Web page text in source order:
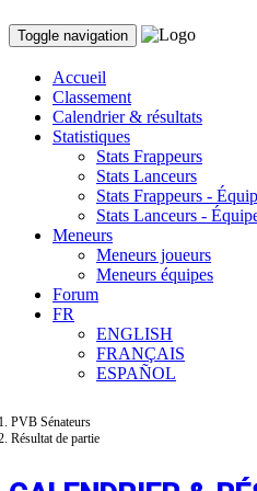
Toggle navigation
Accueil
Classement
Calendrier & résultats
Statistiques
Stats Frappeurs
Stats Lanceurs
Stats Frappeurs -
Stats Lanceurs -
Meneurs
Meneurs joueurs
Meneurs équipes
Forum
FR
ENGLISH
FRANÇAIS
ESPAÑOL
PVB Sénateurs
Résultat de partie